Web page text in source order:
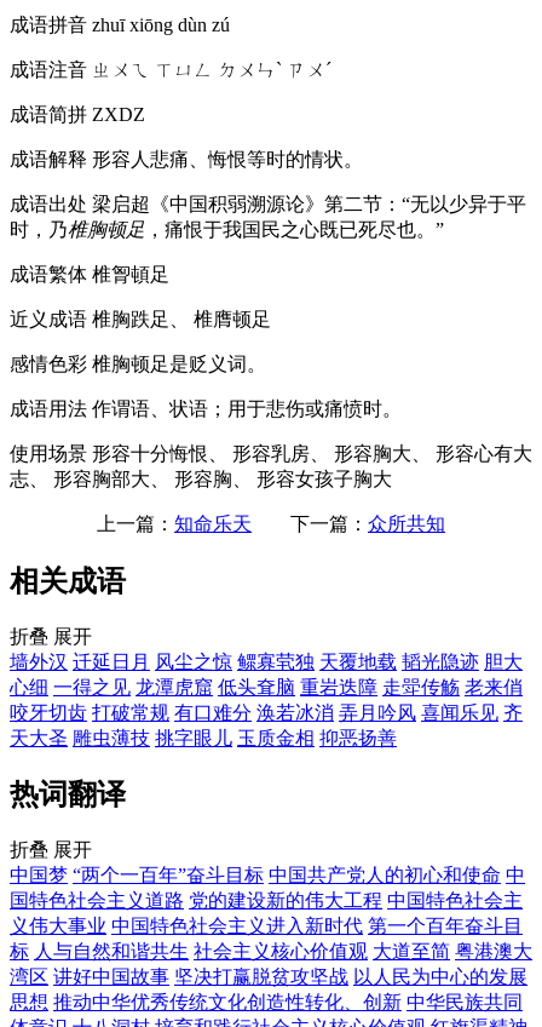
成语拼音 zhuī xiōng dùn zú
成语注音 ㄓㄨㄟ ㄒㄩㄥ ㄉㄨㄣˋ ㄗㄨˊ
成语简拼 ZXDZ
成语解释 形容人悲痛、悔恨等时的情状。
成语出处 梁启超《中国积弱溯源论》第二节：“无以少异于平
时，乃椎胸顿足 ，痛恨于我国民之心既已死尽也。”
成语繁体 椎胷頓足
近义成语 椎胸跌足、 椎膺顿足
感情色彩 椎胸顿足是贬义词。
成语用法 作谓语、状语；用于悲伤或痛愤时。
使用场景 形容十分悔恨、 形容乳房、 形容胸大、 形容心有大
志、 形容胸部大、 形容胸、 形容女孩子胸大
上一篇： 知命乐天 下一篇： 众所共知
相关成语
折叠 展开
墙外汉 迁延日月 风尘之惊 鳏寡茕独 天覆地载 韬光隐迹 胆大
心细 一得之见 龙潭虎窟 低头耷脑 重岩迭障 走斝传觞 老来俏
咬牙切齿 打破常规 有口难分 涣若冰消 弄月吟风 喜闻乐见 齐
天大圣 雕虫薄技 挑字眼儿 玉质金相 抑恶扬善
热词翻译
折叠 展开
中国梦 “两个一百年”奋斗目标 中国共产党人的初心和使命 中
国特色社会主义道路 党的建设新的伟大工程 中国特色社会主
义伟大事业 中国特色社会主义进入新时代 第一个百年奋斗目
标 人与自然和谐共生 社会主义核心价值观 大道至简 粤港澳大
湾区 讲好中国故事 坚决打赢脱贫攻坚战 以人民为中心的发展
思想 推动中华优秀传统文化创造性转化、创新 中华民族共同